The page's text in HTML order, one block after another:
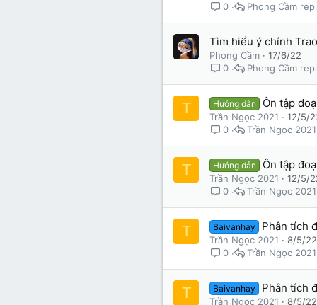
0
Phong Cầm
Tìm hiểu ý chính
Phong Cầm
17/6/22
0
Phong Cầm
T Hướng dẫn Ôn tập
Trần Ngọc 2021
12/5/
0
Trần Ngọc 2021
T Hướng dẫn Ôn tập
Trần Ngọc 2021
12/5/
0
Trần Ngọc 2021
T Baivanhay Phân tích
Trần Ngọc 2021
8/5/22
0
Trần Ngọc 2021
T Baivanhay Phân tích
Trần Ngọc 2021
8/5/22